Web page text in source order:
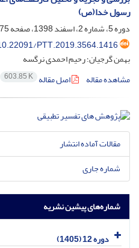
رسول خدا(ص)
دوره 5، شماره 2، اسفند 1398، صفحه
PTT.2019.3564.1416
بهمن گرجیان؛ رحیم احمدی نرگسه
مشاهده مقاله
اصل مقاله 603.85 K
مقالات آماده انتشار
شماره جاری
شماره‌های پیشین نشریه
دوره 12 (1405)